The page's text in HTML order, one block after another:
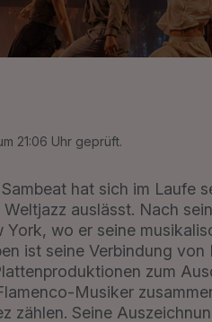
21:06 Uhr geprüft.
hat sich im Laufe
auslässt. Nach
wo er seine
ist seine Verbindung
zum
Musiker
zählen. Seine